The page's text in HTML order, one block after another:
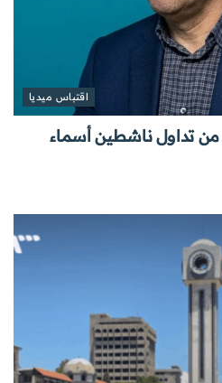
اقتباس ميديا
تداول ناشطين أسماء